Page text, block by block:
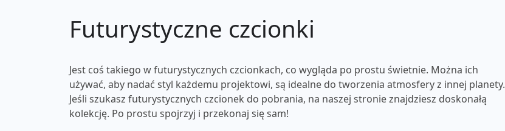
Futurystyczne czcionki
Jest coś takiego w futurystycznych czcionkach, co wygląda po prostu świetnie. Można ich
używać, aby nadać styl każdemu projektowi, są idealne do tworzenia atmosfery z innej planety.
Jeśli szukasz futurystycznych czcionek do pobrania, na naszej stronie znajdziesz doskonałą
kolekcję. Po prostu spojrzyj i przekonaj się sam!